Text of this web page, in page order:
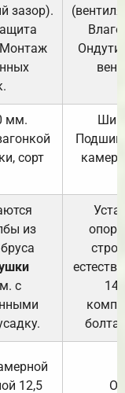
зазор).
Монтаж
мм.
сорт
из
с
12,5